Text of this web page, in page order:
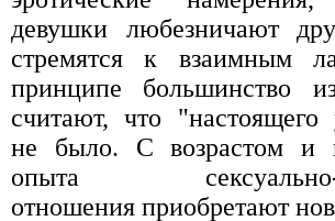
девушки любезничают
стремятся к взаимным
принципе большинство
считают, что "настоящего
не было. С возрастом и
опыта сексуально-
отношения приобретают